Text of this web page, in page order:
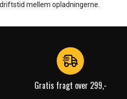
mellem opladningerne.
Gratis fragt over 299,-